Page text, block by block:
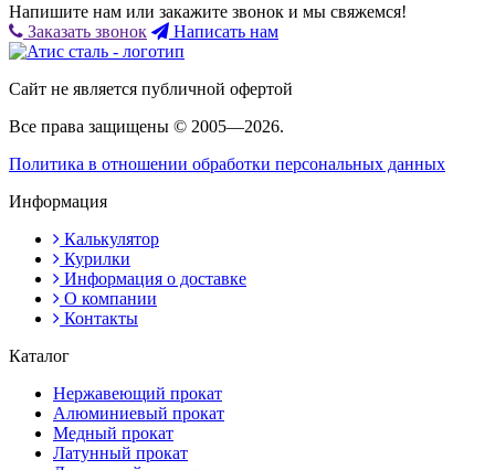
Напишите нам или закажите звонок и мы свяжемся!
Заказать звонок
Написать нам
Сайт не является публичной офертой
Все права защищены © 2005—2026.
Политика в отношении обработки персональных данных
Информация
Калькулятор
Курилки
Информация о доставке
О компании
Контакты
Каталог
Нержавеющий прокат
Алюминиевый прокат
Медный прокат
Латунный прокат